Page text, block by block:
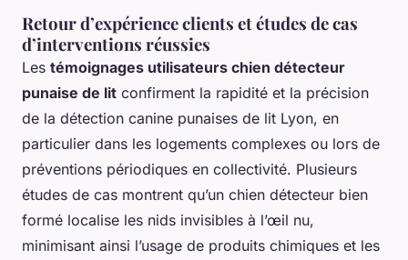
Retour d’expérience clients et études de cas
d’interventions réussies
Les témoignages utilisateurs chien détecteur
punaise de lit confirment la rapidité et la précision
de la détection canine punaises de lit Lyon, en
particulier dans les logements complexes ou lors de
préventions périodiques en collectivité. Plusieurs
études de cas montrent qu’un chien détecteur bien
formé localise les nids invisibles à l’œil nu,
minimisant ainsi l’usage de produits chimiques et les